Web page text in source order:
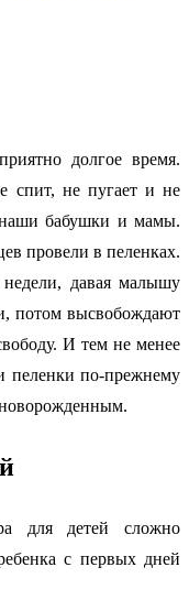
долгое время.
спит, не пугает и не
наши бабушки и мамы.
провели в пеленках.
давая малышу
потом высвобождают
И тем не менее
пеленки по-прежнему
для детей сложно
с первых дней